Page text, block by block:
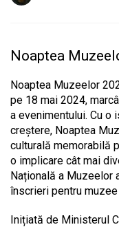
Noaptea
Noaptea Muzeelor
pe 18 mai 2024,
a evenimentului. Cu o
creștere, Noaptea
culturală memorabilă
o implicare cât mai
Națională a Muzeelor
înscrieri pentru
Inițiată de Ministerul